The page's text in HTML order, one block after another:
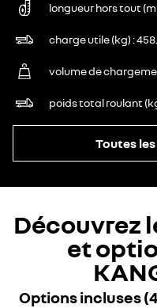
longueur hors tout
charge utile (kg)
volume de
poids total roulant
Toutes
Découvrez
et
Options incluses